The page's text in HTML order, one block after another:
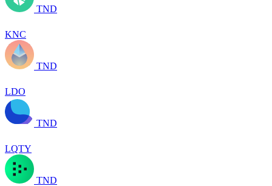
TND
KNC
TND
LDO
TND
LQTY
TND